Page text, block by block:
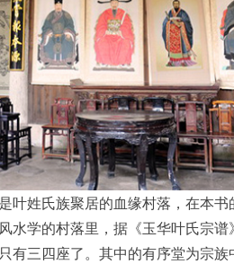
叶姓氏族聚居的血缘村落，在本书
水学的村落里，据《玉华叶氏宗
有三四座了。其中的有序堂为宗族